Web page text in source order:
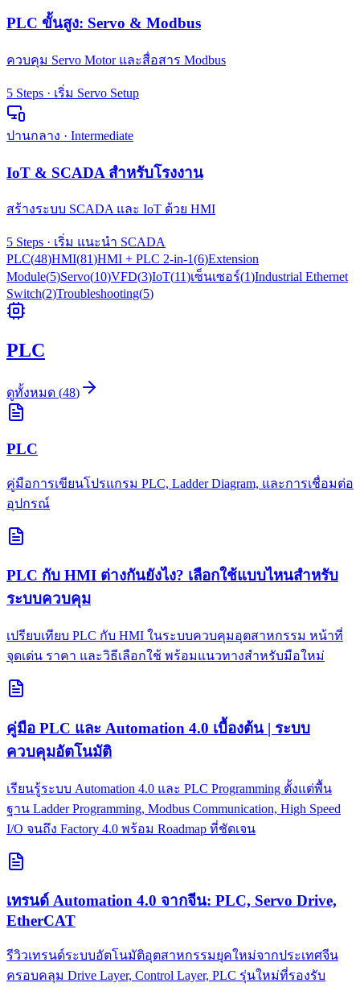
PLC ขั้นสูง: Servo & Modbus
ควบคุม Servo Motor และสื่อสาร Modbus
5 Steps · เริ่ม Servo Setup
ปานกลาง · Intermediate
IoT & SCADA สำหรับโรงงาน
สร้างระบบ SCADA และ IoT ด้วย HMI
5 Steps · เริ่ม แนะนำ SCADA
PLC(48)HMI(81)HMI + PLC 2-in-1(6)Extension
Module(5)Servo(10)VFD(3)IoT(11)เซ็นเซอร์(1)Industrial Ethernet
Switch(2)Troubleshooting(5)
PLC
ดูทั้งหมด (48)
PLC
คู่มือการเขียนโปรแกรม PLC, Ladder Diagram, และการเชื่อมต่อ
อุปกรณ์
PLC กับ HMI ต่างกันยังไง? เลือกใช้แบบไหนสำหรับ
ระบบควบคุม
เปรียบเทียบ PLC กับ HMI ในระบบควบคุมอุตสาหกรรม หน้าที่
จุดเด่น ราคา และวิธีเลือกใช้ พร้อมแนวทางสำหรับมือใหม่
คู่มือ PLC และ Automation 4.0 เบื้องต้น | ระบบ
ควบคุมอัตโนมัติ
เรียนรู้ระบบ Automation 4.0 และ PLC Programming ตั้งแต่พื้น
ฐาน Ladder Programming, Modbus Communication, High Speed
I/O จนถึง Factory 4.0 พร้อม Roadmap ที่ชัดเจน
เทรนด์ Automation 4.0 จากจีน: PLC, Servo Drive,
EtherCAT
รีวิวเทรนด์ระบบอัตโนมัติอุตสาหกรรมยุคใหม่จากประเทศจีน
ครอบคลุม Drive Layer, Control Layer, PLC รุ่นใหม่ที่รองรับ